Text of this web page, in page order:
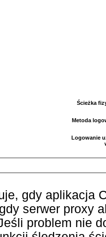
Ścieżka
Metoda
Logowanie
gdy aplikacja
serwer proxy
problem nie